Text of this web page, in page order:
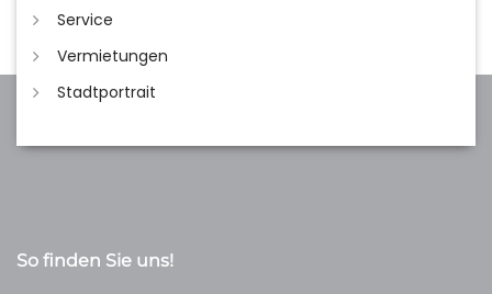
Service
Vermietungen
Stadtportrait
So finden Sie uns!